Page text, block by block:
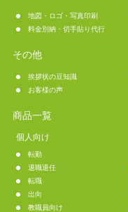
地図・ロゴ・写真印刷
料金別納・切手貼り代行
その他
挨拶状の豆知識
お客様の声
商品一覧
個人向け
転勤
退職退任
転職
出向
教職員向け